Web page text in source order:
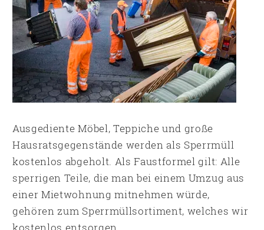
Ausgediente Möbel, Teppiche und große
Hausratsgegenstände werden als Sperrmüll
kostenlos abgeholt. Als Faustformel gilt: Alle
sperrigen Teile, die man bei einem Umzug aus
einer Mietwohnung mitnehmen würde,
gehören zum Sperrmüllsortiment, welches wir